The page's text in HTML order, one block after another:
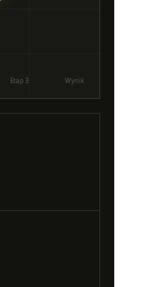
Etap 3 Wynik